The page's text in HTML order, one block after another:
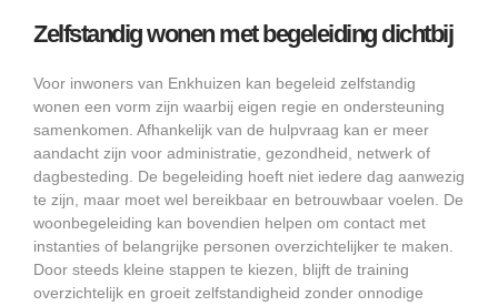
Zelfstandig wonen met begeleiding dichtbij
Voor inwoners van Enkhuizen kan begeleid zelfstandig
wonen een vorm zijn waarbij eigen regie en ondersteuning
samenkomen. Afhankelijk van de hulpvraag kan er meer
aandacht zijn voor administratie, gezondheid, netwerk of
dagbesteding. De begeleiding hoeft niet iedere dag aanwezig
te zijn, maar moet wel bereikbaar en betrouwbaar voelen. De
woonbegeleiding kan bovendien helpen om contact met
instanties of belangrijke personen overzichtelijker te maken.
Door steeds kleine stappen te kiezen, blijft de training
overzichtelijk en groeit zelfstandigheid zonder onnodige